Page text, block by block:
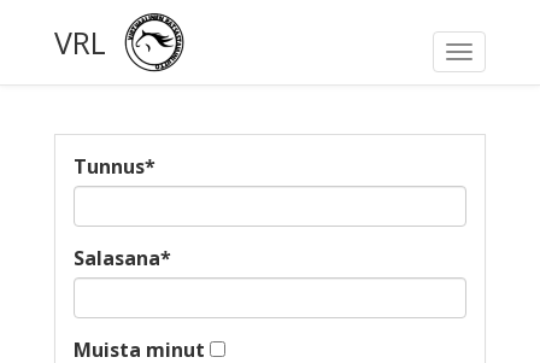
Toggle
VRL
Tunnus*
Salasana*
Muista minut